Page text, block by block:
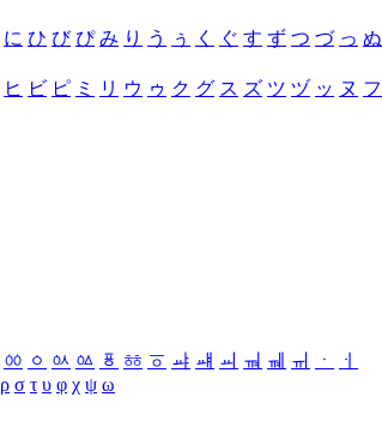
に ひ び ぴ み り う ぅ く ぐ す ず つ づ っ ぬ
ヒ ビ ピ ミ リ ウ ゥ ク グ ス ズ ツ ヅ ッ ヌ フ
ㆀ ㆁ ㆂ ㆃ ㆄ ㆅ ㆆ ㆇ ㆈ ㆉ ㆊ ㆋ ㆌ ㆍ
ㆎ
ρ σ τ υ φ χ ψ ω